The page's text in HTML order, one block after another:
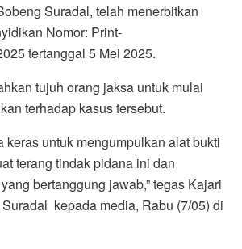
Suradal, telah menerbitkan
Nomor: Print-
tertanggal 5 Mei 2025.
tujuh orang jaksa untuk mulai
terhadap kasus tersebut.
keras untuk mengumpulkan alat bukti
terang tindak pidana ini dan
bertanggung jawab,” tegas Kajari
kepada media, Rabu (7/05) di